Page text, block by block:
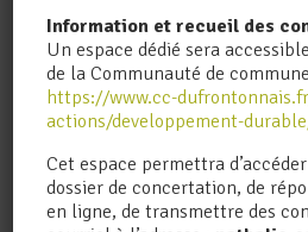
intercommunale de
et de valorisation des
Communauté de
Frontonnais (CCF) s’est
l’entreprise KILOUTOU...
Information et recueil des
Un espace dédié sera
de la Communauté de
https://www.cc-
actions/developpement-
Cet espace permettra
dossier de concertation, de
en ligne, de transmettre des